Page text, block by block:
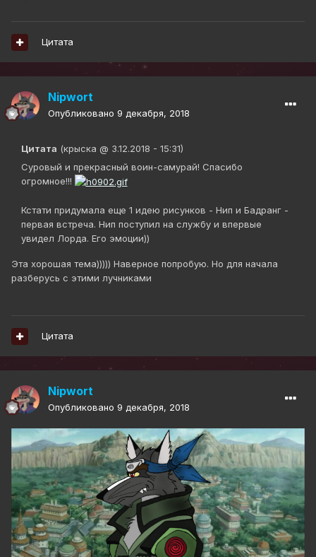
Цитата
Nipwort
Опубликовано 9 декабря, 2018
Цитата (крыска @ 3.12.2018 - 15:31)
Суровый и прекрасный воин-самурай! Спасибо
огромное!!!
Кстати придумала еще 1 идею рисунков - Нип и Бадранг -
первая встреча. Нип поступил на службу и впервые
увидел Лорда. Его эмоции))
Эта хорошая тема))))) Наверное попробую. Но для начала
разберусь с этими лучниками
Цитата
Nipwort
Опубликовано 9 декабря, 2018